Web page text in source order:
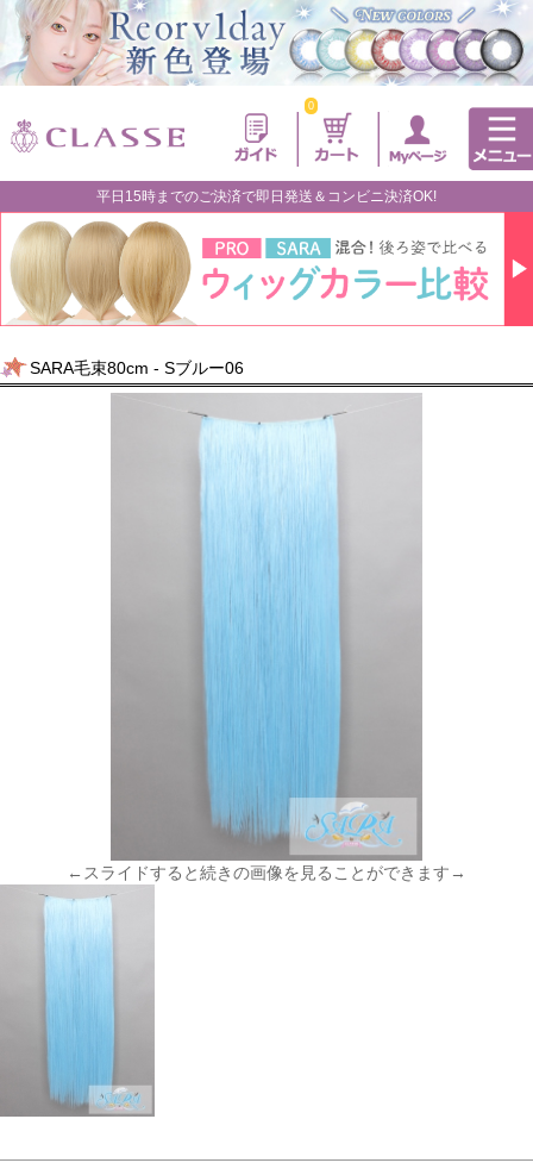
0
平日15時までのご決済で即日発送＆コンビニ決済OK!
SARA毛束80cm - Sブルー06
←スライドすると続きの画像を見ることができます→